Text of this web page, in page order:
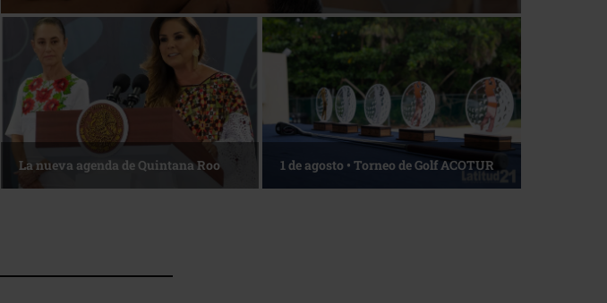
Reconocimiento de viajeros La esencia del servicio